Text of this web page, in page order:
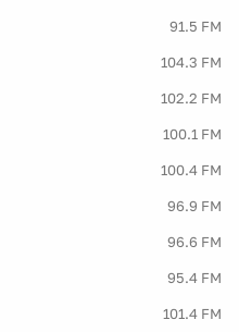
91.5 FM
104.3 FM
102.2 FM
100.1 FM
100.4 FM
96.9 FM
96.6 FM
95.4 FM
101.4 FM